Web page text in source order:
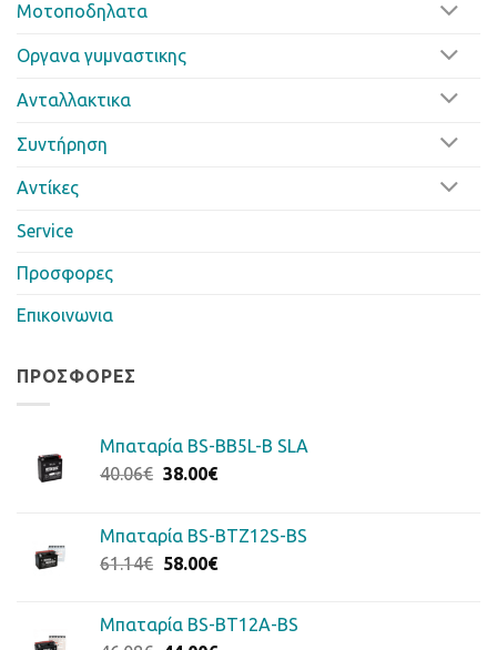
Μοτοποδηλατα
Οργανα γυμναστικης
Ανταλλακτικα
Συντήρηση
Αντίκες
Service
Προσφορες
Επικοινωνια
ΠΡΟΣΦΟΡΈΣ
Μπαταρία BS-BB5L-B SLA
40.06€ Original
40.06€.
38.00€Η
είναι:
38.00€.
Μπαταρία BS-BTZ12S-BS
61.14€ Original
61.14€.
58.00€Η
είναι:
Μπαταρία BS-BT12A-BS